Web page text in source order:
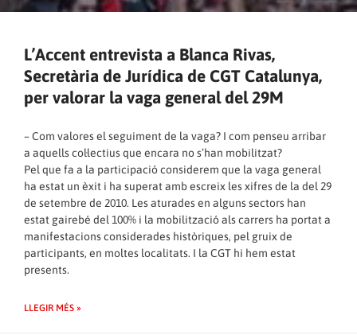
L’Accent entrevista a Blanca Rivas,
Secretària de Jurídica de CGT Catalunya,
per valorar la vaga general del 29M
– Com valores el seguiment de la vaga? I com penseu arribar
a aquells col·lectius que encara no s’han mobilitzat?
Pel que fa a la participació considerem que la vaga general
ha estat un èxit i ha superat amb escreix les xifres de la del 29
de setembre de 2010. Les aturades en alguns sectors han
estat gairebé del 100% i la mobilització als carrers ha portat a
manifestacions considerades històriques, pel gruix de
participants, en moltes localitats. I la CGT hi hem estat
presents.
LLEGIR MÉS »